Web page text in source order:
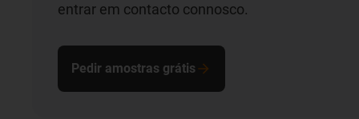
entrar em contacto connosco.
Pedir amostras grátis